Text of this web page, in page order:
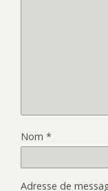
Nom *
Adresse de